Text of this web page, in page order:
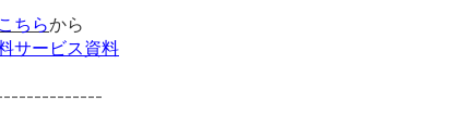
こちらから
サービス資料